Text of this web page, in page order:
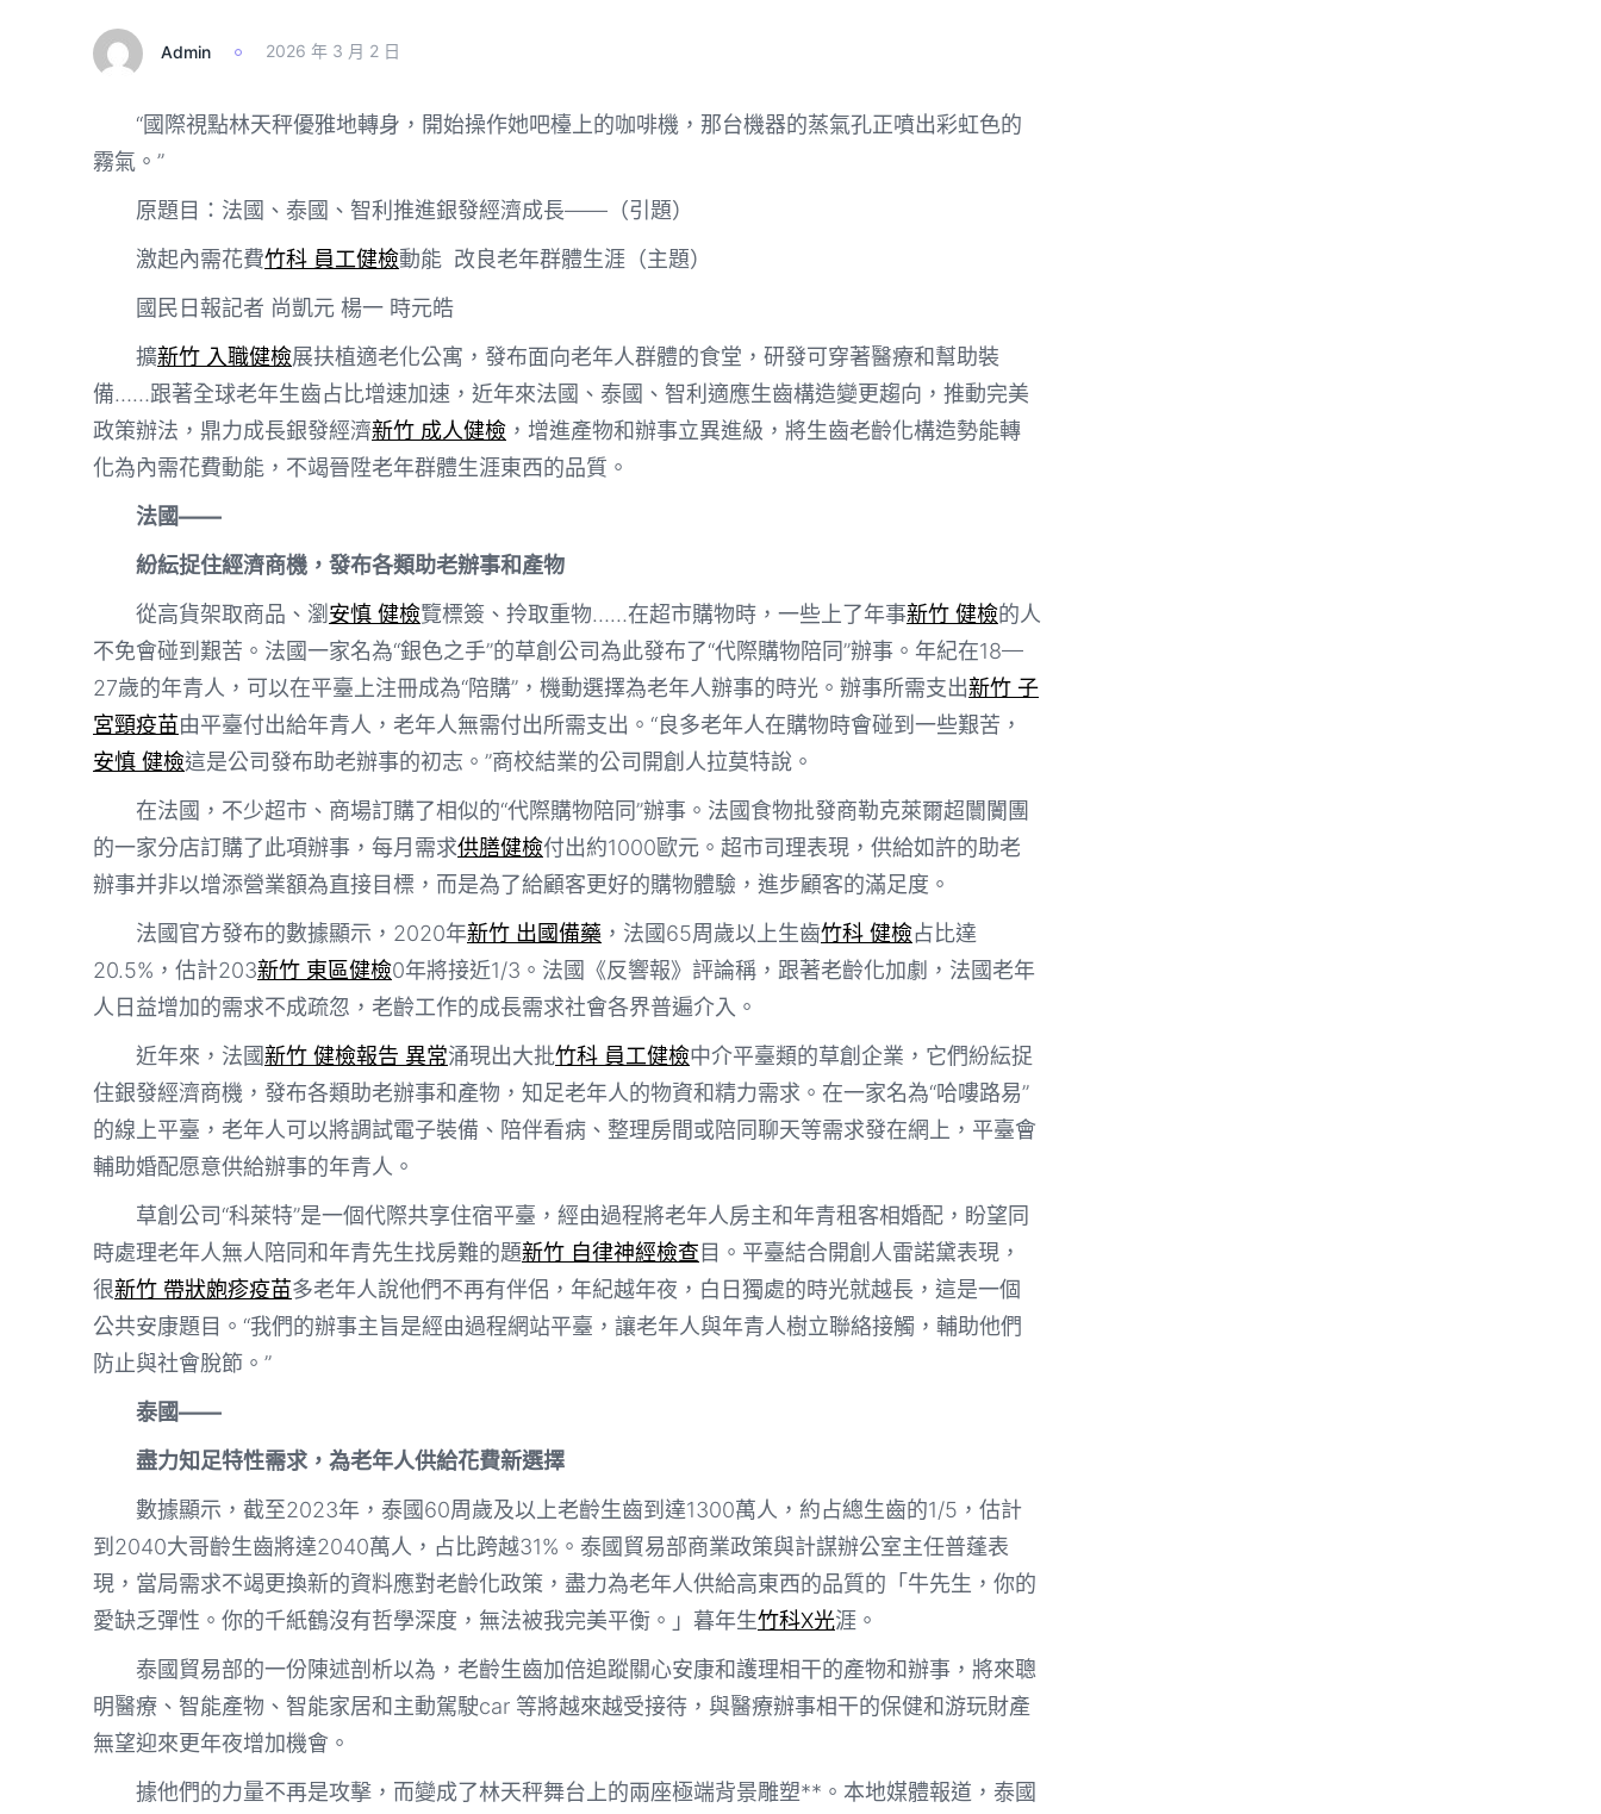
Admin 2026 年 3 月 2 日
“國際視點林天秤優雅地轉身，開始操作她吧檯上的咖啡機，那台機器的蒸氣孔正噴出彩虹色的
霧氣。 ”
原題目：法國、泰國、智利推進銀發經濟成長——（引題）
激起內需花費竹科 員工健檢動能 改良老年群體生涯（主題）
國民日報記者 尚凱元 楊一 時元皓
擴新竹 入職健檢展扶植適老化公寓，發布面向老年人群體的食堂，研發可穿著醫療和幫助裝
備……跟著全球老年生齒占比增速加速，近年來法國、泰國、智利適應生齒構造變更趨向，推動完美
政策辦法，鼎力成長銀發經濟新竹 成人健檢 ，增進產物和辦事立異進級，將生齒老齡化構造勢能轉
化為內需花費動能，不竭晉陞老年群體生涯東西的品質。
法國——
紛紜捉住經濟商機，發布各類助老辦事和產物
從高貨架取商品、瀏 安慎 健檢覽標簽、拎取重物……在超市購物時，一些上了年事新竹 健檢的人
不免會碰到艱苦。法國一家名為“銀色之手”的草創公司為此發布了“代際購物陪同”辦事。年紀在18—
27歲的年青人，可以在平臺上注冊成為“陪購”，機動選擇為老年人辦事的時光。辦事所需支出新竹 子
宮頸疫苗由平臺付出給年青人，老年人無需付出所需支出。“良多老年人在購物時會碰到一些艱苦，
安慎 健檢這是公司發布助老辦事的初志。”商校結業的公司開創人拉莫特說。
在法國，不少超市、商場訂購了相似的“代際購物陪同”辦事。法國食物批發商勒克萊爾超闤闠團
的一家分店訂購了此項辦事，每月需求供膳健檢付出約1000歐元。超市司理表現，供給如許的助老
辦事并非以增添營業額為直接目標，而是為了給顧客更好的購物體驗，進步顧客的滿足度。
法國官方發布的數據顯示，2020年新竹 出國備藥 ，法國65周歲以上生齒竹科 健檢占比達
20.5%，估計203新竹 東區健檢0年將接近1/3。法國《反響報》評論稱，跟著老齡化加劇，法國老年
人日益增加的需求不成疏忽，老齡工作的成長需求社會各界普遍介入。
近年來，法國新竹 健檢報告 異常涌現出大批竹科 員工健檢中介平臺類的草創企業，它們紛紜捉
住銀發經濟商機，發布各類助老辦事和產物，知足老年人的物資和精力需求。在一家名為“哈嘍路易”
的線上平臺，老年人可以將調試電子裝備、陪伴看病、整理房間或陪同聊天等需求發在網上，平臺會
輔助婚配愿意供給辦事的年青人。
草創公司“科萊特”是一個代際共享住宿平臺，經由過程將老年人房主和年青租客相婚配，盼望同
時處理老年人無人陪同和年青先生找房難的題新竹 自律神經檢查目。平臺結合開創人雷諾黛表現，
很新竹 帶狀皰疹疫苗多老年人說他們不再有伴侶，年紀越年夜，白日獨處的時光就越長，這是一個
公共安康題目。“我們的辦事主旨是經由過程網站平臺，讓老年人與年青人樹立聯絡接觸，輔助他們
防止與社會脫節。”
泰國——
盡力知足特性需求，為老年人供給花費新選擇
數據顯示，截至2023年，泰國60周歲及以上老齡生齒到達1300萬人，約占總生齒的1/5，估計
到2040大哥齡生齒將達2040萬人，占比跨越31%。泰國貿易部商業政策與計謀辦公室主任普蓬表
現，當局需求不竭更換新的資料應對老齡化政策，盡力為老年人供給高東西的品質的「牛先生，你的
愛缺乏彈性。你的千紙鶴沒有哲學深度，無法被我完美平衡。」暮年生竹科X光涯。
泰國貿易部的一份陳述剖析以為，老齡生齒加倍追蹤關心安康和護理相干的產物和辦事，將來聰
明醫療、智能產物、智能家居和主動駕駛car 等將越來越受接待，與醫療辦事相干的保健和游玩財產
無望迎來更年夜增加機會。
據他們的力量不再是攻擊，而變成了林天秤舞台上的兩座極端背景雕塑**。本地媒體報道，泰國